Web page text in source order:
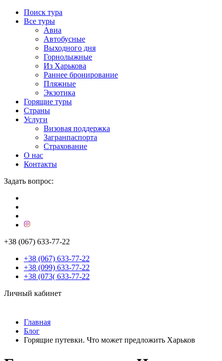
Поиск тура
Все туры
Авиа
Автобусные
Выходного дня
Горнолыжные
Из Харькова
Раннее бронирование
Пляжные
Экзотика
Горящие туры
Страны
Услуги
Визовая поддержка
Загранпаспорта
Страхование
О нас
Контакты
Задать вопрос:
+38 (067) 633-77-22
+38 (067) 633-77-22
+38 (099) 633-77-22
+38 (073( 633-77-22
Личный кабинет
Главная
Блог
Горящие путевки. Что может предложить Харьков